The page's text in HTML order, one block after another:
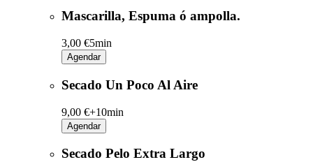
Mascarilla, Espuma ó ampolla.
3,00 €5min
Agendar
Secado Un Poco Al Aire
9,00 €+10min
Agendar
Secado Pelo Extra Largo